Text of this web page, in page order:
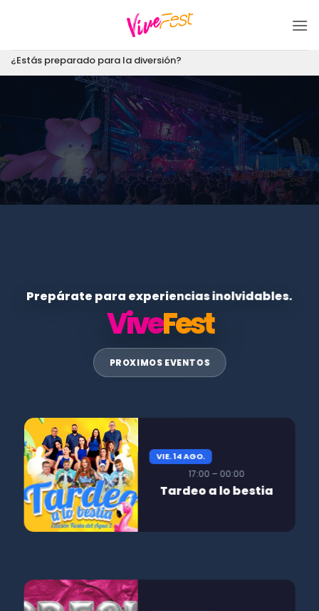
¿Estás preparado para la diversión?
Prepárate para experiencias inolvidables.
ViveFest
PROXIMOS EVENTOS
VIE. 14 AGO.
17:00 – 00:00
Tardeo a lo bestia